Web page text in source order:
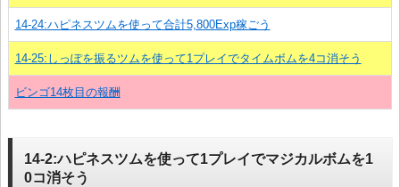
14-24:ハピネスツムを使って合計5,800Exp稼ごう
14-25:しっぽを振るツムを使って1プレイでタイムボムを4コ消そう
ビンゴ14枚目の報酬
14-2:ハピネスツムを使って1プレイでマジカルボムを1
0コ消そう